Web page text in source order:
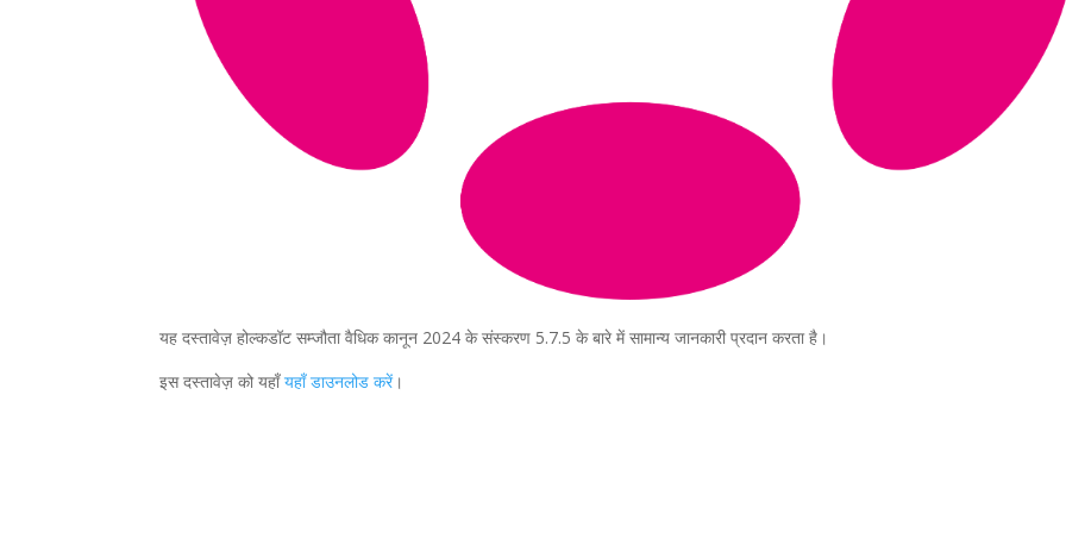
यह दस्तावेज़ होल्कडॉट सम्जौता वैधिक कानून 2024 के संस्करण 5.7.5 के बारे में सामान्य जानकारी प्रदान करता है।
इस दस्तावेज़ को यहाँयहाँ डाउनलोड करें।